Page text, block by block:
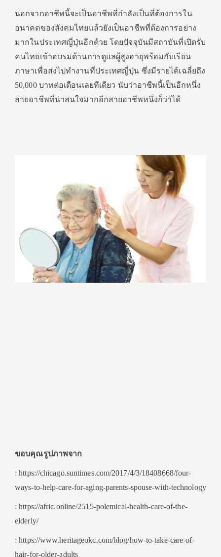
นอกจากอาชีพนี้จะเป็นอาชีพที่กำลังเป็นที่ต้องการใน
อนาคตของสังคมไทยแล้วยังเป็นอาชีพที่ต้องการอย่าง
มากในประเทศญี่ปุ่นอีกด้วย โดยปัจจุบันมีสถาบันที่เปิดรับ
คนไทยเข้าอบรมด้านการดูแลผู้สูงอายุพร้อมกับเรียน
ภาษาเพื่อส่งไปทำงานที่ประเทศญี่ปุ่น ซึ่งมีรายได้เฉลี่ยถึง
50,000 บาทต่อเดือนเลยทีเดียว นับว่าอาชีพนี้เป็นอีกหนึ่ง
สายอาชีพที่น่าสนใจมากอีกสายอาชีพหนึ่งก็ว่าได้
ขอบคุณรูปภาพจาก
: https://chicago.suntimes.com/2017/4/3/18408668/four-
ways-to-help-care-for-aging-parents-spouse-with-technology
: https://afric.online/2515-polemical-health-care-of-the-
elderly/
: https://www.heritageokc.com/blog/how-to-take-care-of-
hair-for-older-adults